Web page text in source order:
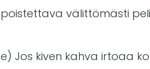
poistettava välittömästi
e) Jos kiven kahva irtoaa